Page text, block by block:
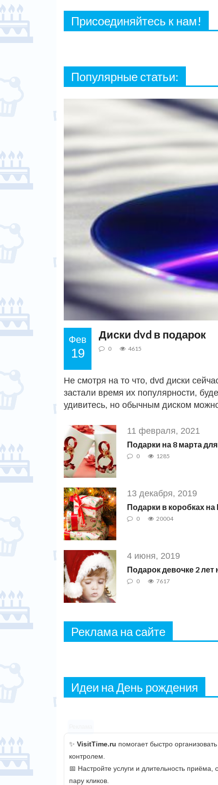
Присоединяйтесь к нам!
Популярные статьи:
Фев
19
Диски dvd в подарок
0 4615
Не смотря на то что, dvd диски
застали время их популярности,
удивитесь, но обычным диском
11 февраля, 2021
Подарки на 8 марта
0 1285
13 декабря, 2019
Подарки в коробках
0 20004
4 июня, 2019
Подарок девочке 2
0 7617
Реклама на сайте
Идеи на День рождения
✨ VisitTime.ru помогает быстро
контролем.
📅 Настройте услуги и длительность
пару кликов.